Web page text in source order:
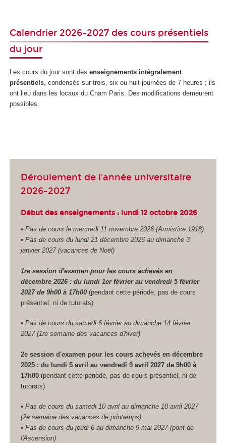
Calendrier 2026-2027 des cours présentiels
du jour
Les cours du jour sont des enseignements intégralement
présentiels, condensés sur trois, six ou huit journées de 7 heures ; ils
ont lieu dans les locaux du Cnam Paris. Des modifications demeurent
possibles.
Déroulement de l'année universitaire
2026-2027
Début des enseignements : lundi 12 octobre 2026
• Pas de cours le mercredi 11 novembre 2026 (Armistice 1918)
• Pas de cours du lundi 21 décembre 2026 au dimanche 3
janvier 2027 (vacances de Noël)
1re session d'examen pour les cours achevés en
décembre 2026 : du lundi 1er février au vendredi 5 février
2027 de 9h00 à 17h00(pendant cette période, pas de cours
présentiel, ni de tutorats)
• Pas de cours du samedi 6 février au dimanche 14 février
2027 (1re semaine des vacances d'hiver)
2e session d'examen pour les cours achevés en décembre
2025 : du lundi 5 avril au vendredi 9 avril 2027 de 9h00 à
17h00(pendant cette période, pas de cours présentiel, ni de
tutorats)
• Pas de cours du samedi 10 avril au dimanche 18 avril 2027
(2e semaine des vacances de printemps)
• Pas de cours du jeudi 6 au dimanche 9 mai 2027 (pont de
l'Ascension)